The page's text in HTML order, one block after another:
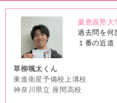
no
image
慶應義塾大
過去問を何
１番の近道
草柳颯太くん
東進衛星予備校上溝校
神奈川県立 座間高校